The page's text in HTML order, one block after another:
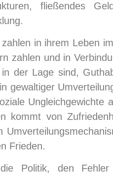
fließendes
in ihrem Leben
zahlen und in
der Lage sind,
gewaltiger
Ungleichgewichte
kommt von
Frieden.
Politik, den